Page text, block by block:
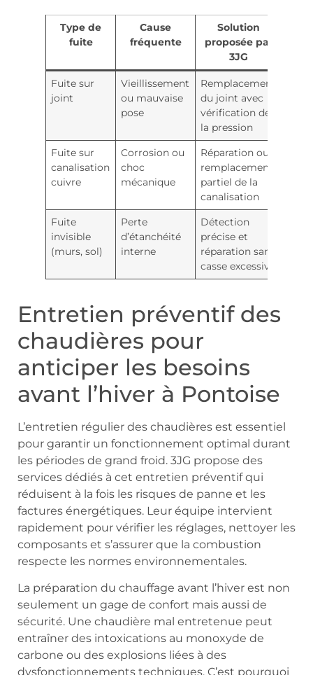
Type de
fuite
Cause
fréquente
Solution
proposée par
3JG
Fuite sur
joint
Vieillissement
ou mauvaise
pose
Remplacement
du joint avec
vérification de
la pression
Fuite sur
canalisation
cuivre
Corrosion ou
choc
mécanique
Réparation ou
remplacement
partiel de la
canalisation
Fuite
invisible
(murs, sol)
Perte
d’étanchéité
interne
Détection
précise et
réparation sans
casse excessive
Entretien préventif des
chaudières pour
anticiper les besoins
avant l’hiver à Pontoise
L’entretien régulier des chaudières est essentiel
pour garantir un fonctionnement optimal durant
les périodes de grand froid. 3JG propose des
services dédiés à cet entretien préventif qui
réduisent à la fois les risques de panne et les
factures énergétiques. Leur équipe intervient
rapidement pour vérifier les réglages, nettoyer les
composants et s’assurer que la combustion
respecte les normes environnementales.
La préparation du chauffage avant l’hiver est non
seulement un gage de confort mais aussi de
sécurité. Une chaudière mal entretenue peut
entraîner des intoxications au monoxyde de
carbone ou des explosions liées à des
dysfonctionnements techniques. C’est pourquoi